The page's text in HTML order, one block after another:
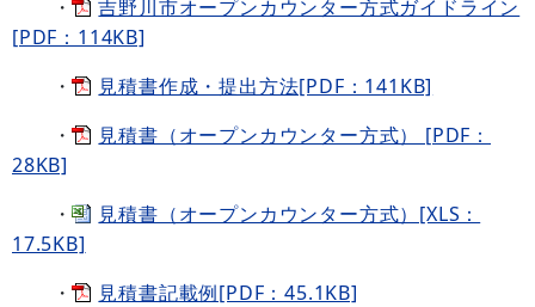
・
吉野川市オープンカウンター方式ガイドライン
[PDF：114KB]
・
見積書作成・提出方法[PDF：141KB]
・
見積書（オープンカウンター方式） [PDF：
28KB]
・
見積書（オープンカウンター方式）[XLS：
17.5KB]
・
見積書記載例[PDF：45.1KB]